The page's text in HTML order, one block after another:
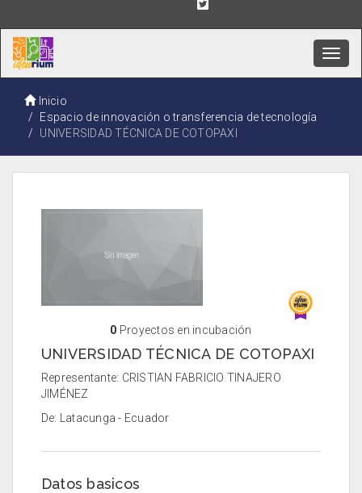
Inicio
Espacio de innovación o transferencia de tecnología
UNIVERSIDAD TÉCNICA DE COTOPAXI
0 Proyectos en incubación
UNIVERSIDAD TÉCNICA DE COTOPAXI
Representante: CRISTIAN FABRICIO TINAJERO
JIMÉNEZ
De: Latacunga - Ecuador
Datos basicos